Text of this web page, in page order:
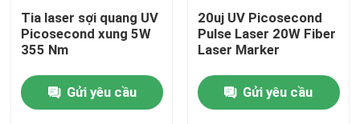
Về chúng tôi
Kiểm soát chất lượng
Tia laser sợi quang UV
Picosecond xung 5W
355 Nm
Gửi yêu cầu
20uj UV Picosecond
Pulse Laser 20W Fiber
Laser Marker
Gửi yêu cầu